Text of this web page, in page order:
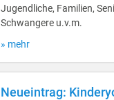
Jugendliche, Familien,
Schwangere u.v.m.
» mehr
Neueintrag: